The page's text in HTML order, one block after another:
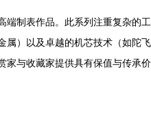
端制表作品。此系列注重复杂的工
属）以及卓越的机芯技术（如陀飞
家与收藏家提供具有保值与传承价